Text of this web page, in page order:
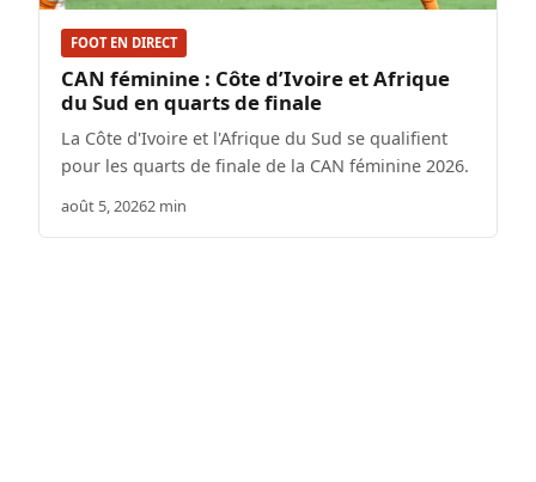
FOOT EN DIRECT
CAN féminine : Côte d’Ivoire et Afrique
du Sud en quarts de finale
La Côte d'Ivoire et l'Afrique du Sud se qualifient
pour les quarts de finale de la CAN féminine 2026.
août 5, 20262 min